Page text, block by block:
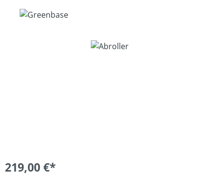
Bildergalerie überspringen
219,00 €*